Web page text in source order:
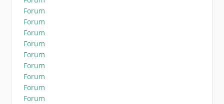
Forum
Forum
Forum
Forum
Forum
Forum
Forum
Forum
Forum